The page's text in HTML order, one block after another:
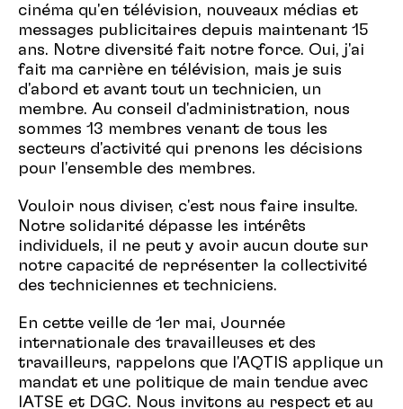
cinéma qu'en télévision, nouveaux médias et
messages publicitaires depuis maintenant 15
ans. Notre diversité fait notre force. Oui, j'ai
fait ma carrière en télévision, mais je suis
d'abord et avant tout un technicien, un
membre. Au conseil d'administration, nous
sommes 13 membres venant de tous les
secteurs d'activité qui prenons les décisions
pour l'ensemble des membres.
Vouloir nous diviser, c'est nous faire insulte.
Notre solidarité dépasse les intérêts
individuels, il ne peut y avoir aucun doute sur
notre capacité de représenter la collectivité
des techniciennes et techniciens.
En cette veille de 1er mai, Journée
internationale des travailleuses et des
travailleurs, rappelons que l'AQTIS applique un
mandat et une politique de main tendue avec
IATSE et DGC. Nous invitons au respect et au